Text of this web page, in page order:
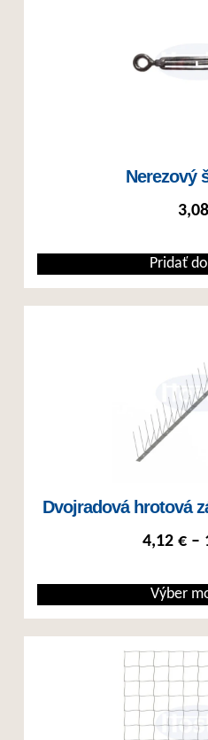
Nerezový
3,08
Pridať
Dvojradová hrotová
4,12 € –
Výber